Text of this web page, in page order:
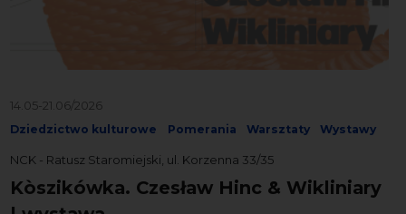
14.05-21.06/2026
Dziedzictwo kulturowe Pomerania Warsztaty Wystawy
NCK - Ratusz Staromiejski, ul. Korzenna 33/35
Kòszikówka. Czesław Hinc & Wikliniary